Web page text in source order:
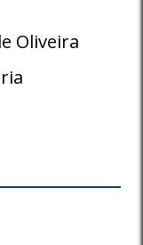
Oliveira